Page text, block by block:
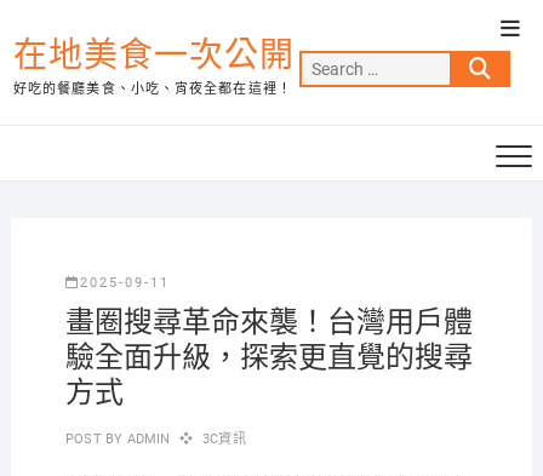
to
content
在地美食一次公開
好吃的餐廳美食、小吃、宵夜全都在這裡！
Search
…
2025-09-11
畫圈搜尋革命來襲！台灣用戶體
驗全面升級，探索更直覺的搜尋
方式
POST BY ADMIN 3C資訊